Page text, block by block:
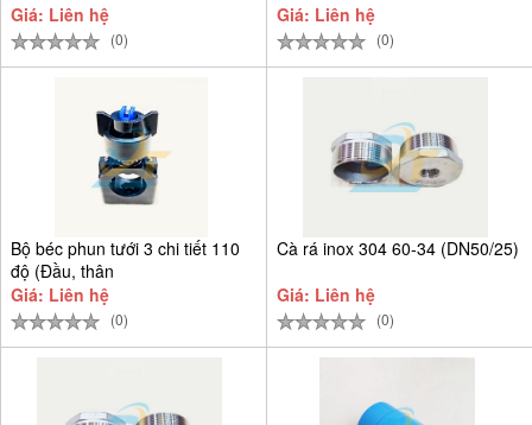
Giá: Liên hệ
(0)
Giá: Liên hệ
(0)
Bộ béc phun tưới 3 chi tiết 110
độ (Đầu, thân
Giá: Liên hệ
(0)
Cà rá inox 304 60-34 (DN50/25)
Giá: Liên hệ
(0)